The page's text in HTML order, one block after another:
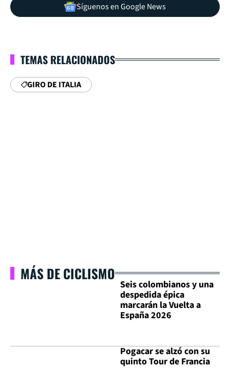
Síguenos en Google News
TEMAS RELACIONADOS
GIRO DE ITALIA
MÁS DE CICLISMO
Seis colombianos y una
despedida épica
marcarán la Vuelta a
España 2026
Pogacar se alzó con su
quinto Tour de Francia